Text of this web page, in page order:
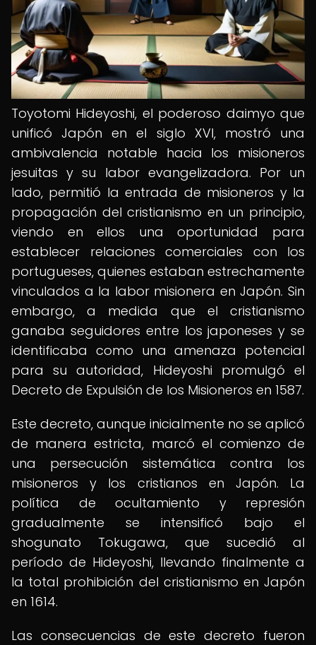
Toyotomi Hideyoshi, el poderoso daimyo que
unificó Japón en el siglo XVI, mostró una
ambivalencia notable hacia los misioneros
jesuitas y su labor evangelizadora. Por un
lado, permitió la entrada de misioneros y la
propagación del cristianismo en un principio,
viendo en ellos una oportunidad para
establecer relaciones comerciales con los
portugueses, quienes estaban estrechamente
vinculados a la labor misionera en Japón. Sin
embargo, a medida que el cristianismo
ganaba seguidores entre los japoneses y se
identificaba como una amenaza potencial
para su autoridad, Hideyoshi promulgó el
Decreto de Expulsión de los Misioneros en 1587.
Este decreto, aunque inicialmente no se aplicó
de manera estricta, marcó el comienzo de
una persecución sistemática contra los
misioneros y los cristianos en Japón. La
política de ocultamiento y represión
gradualmente se intensificó bajo el
shogunato Tokugawa, que sucedió al
período de Hideyoshi, llevando finalmente a
la total prohibición del cristianismo en Japón
en 1614.
Las consecuencias de este decreto fueron